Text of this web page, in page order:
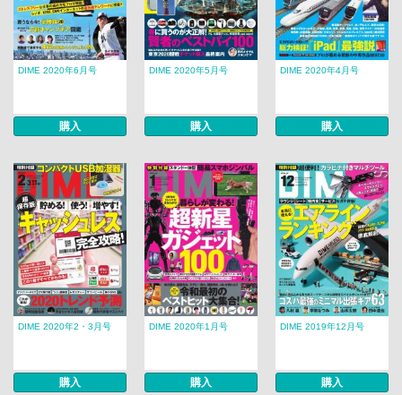
DIME 2020年6月号
購入
DIME 2020年5月号
購入
DIME 2020年4月号
購入
DIME 2020年2・3月号
購入
DIME 2020年1月号
購入
DIME 2019年12月号
購入